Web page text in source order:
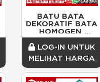
BATU BATA
DEKORATIF BATA
HOMOGEN
MULITICOLOR
GOLDEN
BLUSH/DOS
LOG-IN UNTUK
MELIHAT HARGA